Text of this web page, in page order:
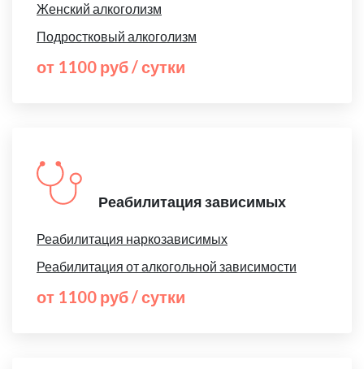
Женский алкоголизм
Подростковый алкоголизм
от 1100 руб / сутки
Реабилитация зависимых
Реабилитация наркозависимых
Реабилитация от алкогольной зависимости
от 1100 руб / сутки